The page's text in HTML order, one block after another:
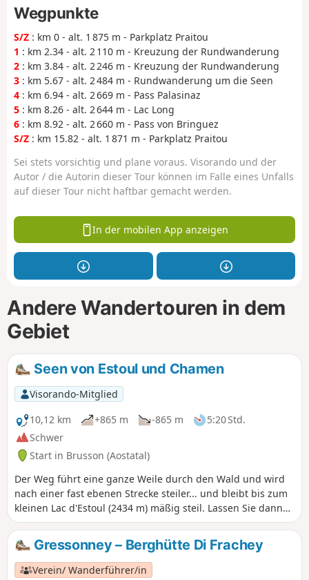
Wegpunkte
S/Z : km 0 - alt. 1 875 m - Parkplatz Praitou
1 : km 2.34 - alt. 2 110 m - Kreuzung der Rundwanderung
2 : km 3.84 - alt. 2 246 m - Kreuzung der Rundwanderung
3 : km 5.67 - alt. 2 484 m - Rundwanderung um die Seen
4 : km 6.94 - alt. 2 669 m - Pass Palasinaz
5 : km 8.26 - alt. 2 644 m - Lac Long
6 : km 8.92 - alt. 2 660 m - Pass von Bringuez
S/Z : km 15.82 - alt. 1 871 m - Parkplatz Praitou
Sei stets vorsichtig und plane voraus. Visorando und der
Autor / die Autorin dieser Tour können im Falle eines Unfalls
auf dieser Tour nicht haftbar gemacht werden.
In der mobilen App anzeigen
Andere Wandertouren in dem
Gebiet
Seen von Estoul und Chamen
Visorando-Mitglied
10,12 km
+865 m -865 m
5:20 Std.
Schwer
Start in Brusson (Aostatal)
Der Weg führt eine ganze Weile durch den Wald und wird
nach einer fast ebenen Strecke steiler... und bleibt bis zum
kleinen Lac d'Estoul (2434 m) mäßig steil. Lassen Sie dann
den Weg Nr. 6B rechts liegen und bleiben Sie auf dem Weg
Nr. 6A, der in wenigen Minuten zum wunderschönen Lac
Chamen führt.Auf dem Rückweg umrundet unsere Route
den Lac Chamen im Osten und wird steiler, manchmal
Gressonney – Berghütte Di Frachey
Verein/ Wanderführer/in